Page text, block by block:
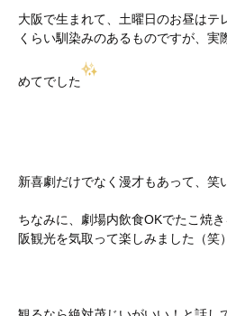
大阪で生まれて、土曜日のお昼はテ
くらい馴染みのあるものですが、実
めてでした
新喜劇だけでなく漫才もあって、笑
ちなみに、劇場内飲食OKでたこ焼
阪観光を気取って楽しみました（笑）